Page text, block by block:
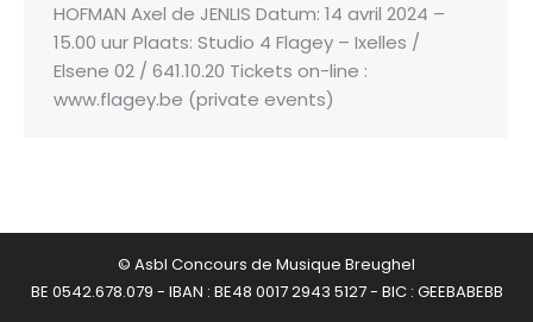
HOFMAN Axel de JENLIS Datum: 14 avril 2024 –
15.00 uur Plaats: Studio 4 Flagey – Ixelles /
Elsene 02 / 641.10.20 Tickets on-line :
www.flagey.be (private events)
© Asbl Concours de Musique Breughel
BE 0542.678.079 - IBAN : BE48 0017 2943 5127 - BIC : GEEBABEBB